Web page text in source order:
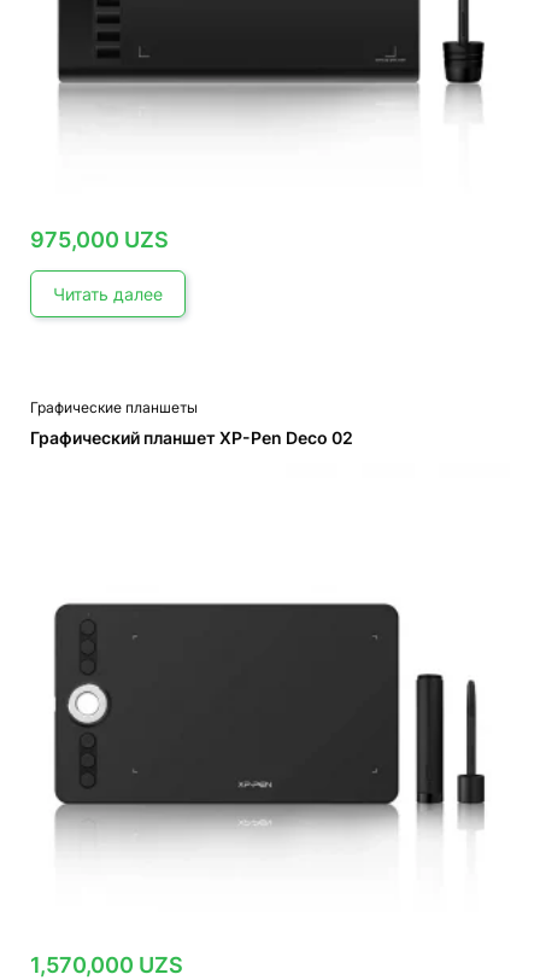
975,000 UZS
Читать далее
Графические планшеты
Графический планшет XP-Pen Deco 02
1,570,000 UZS